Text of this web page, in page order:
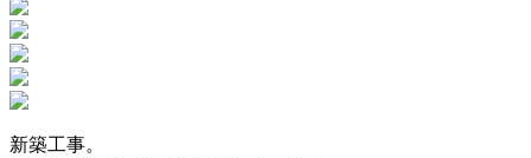
新築工事。